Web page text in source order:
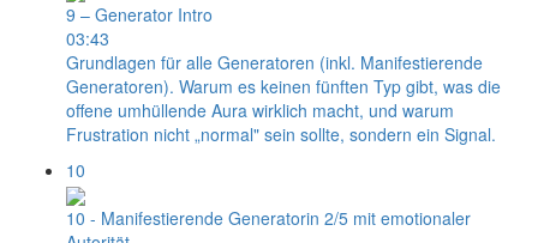
9 – Generator Intro
03:43
Grundlagen für alle Generatoren (inkl. Manifestierende
Generatoren). Warum es keinen fünften Typ gibt, was die
offene umhüllende Aura wirklich macht, und warum
Frustration nicht „normal" sein sollte, sondern ein Signal.
10
10 - Manifestierende Generatorin 2/5 mit emotionaler